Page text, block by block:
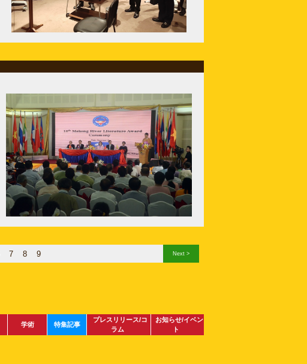
7 8 9 Next >
学術 特集記事
プレスリリース/コ
ラム
お知らせ/イベン
ト